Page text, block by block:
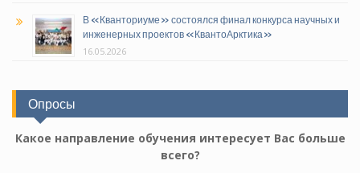
В «Кванториуме» состоялся финал конкурса научных и
инженерных проектов «КвантоАрктика»
16.05.2026
Опросы
Какое направление обучения интересует Вас больше
всего?